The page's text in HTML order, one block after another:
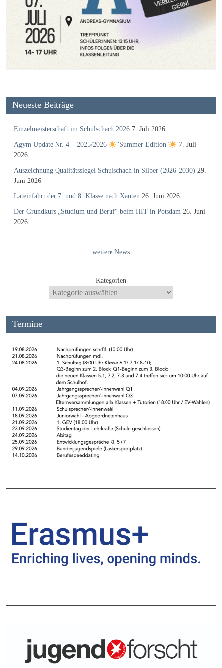
Neueste Beiträge
Einzelmeisterschaft im Schulschach 2026 7. Juli 2026
Agym Update Nr. 4 – 2025/2026 “Summer Edition”
7. Juli
2026
Auszeichnung Qualitätssiegel Schulschach in Silber (2026-2030) 29.
Juni 2026
Lateinfahrt der 7. und 8. Klasse nach Xanten 26. Juni 2026
Der Grundkurs „Studium und Beruf“ beim HIT in Potsdam 26. Juni
2026
weitere News
Kategorien
Termine